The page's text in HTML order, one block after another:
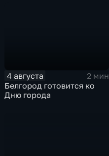
4 августа
2 мин
Белгород готовится ко
Дню города